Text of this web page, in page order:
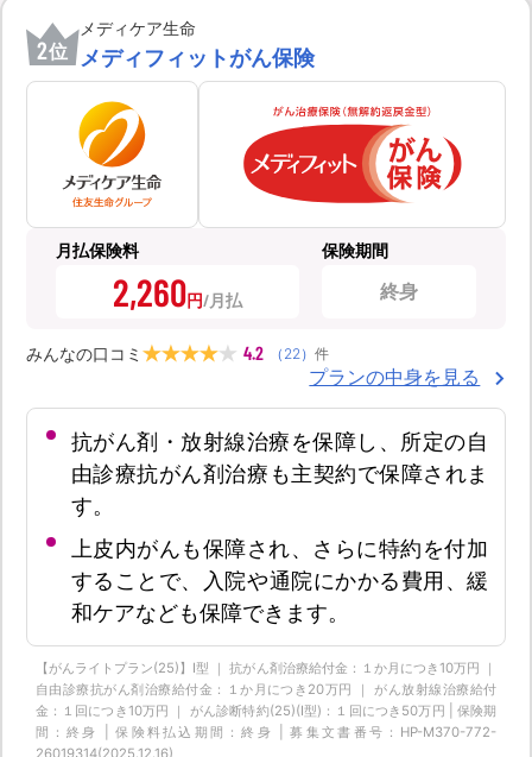
2位
メディケア生命
メディフィットがん保険
月払保険料
2,260円
保険期間
終身
みんなの口コミ 4.2 （ 22） 件
プランの中身を見る
抗がん剤・放射線治療を保障し、所定の自
由診療抗がん剤治療も主契約で保障されま
す。
上皮内がんも保障され、さらに特約を付加
することで、入院や通院にかかる費用、緩
和ケアなども保障できます。
【がんライトプラン(25)】I型 ｜ 抗がん剤治療給付金：１か月につき10万円 ｜
自由診療抗がん剤治療給付金：１か月につき20万円 ｜ がん放射線治療給付
金：１回につき10万円 ｜ がん診断特約(25)(Ⅰ型)：１回につき50万円 | 保険期
間：終身 | 保険料払込期間：終身 | 募集文書番号：HP-M370-772-
26019314(2025.12.16)